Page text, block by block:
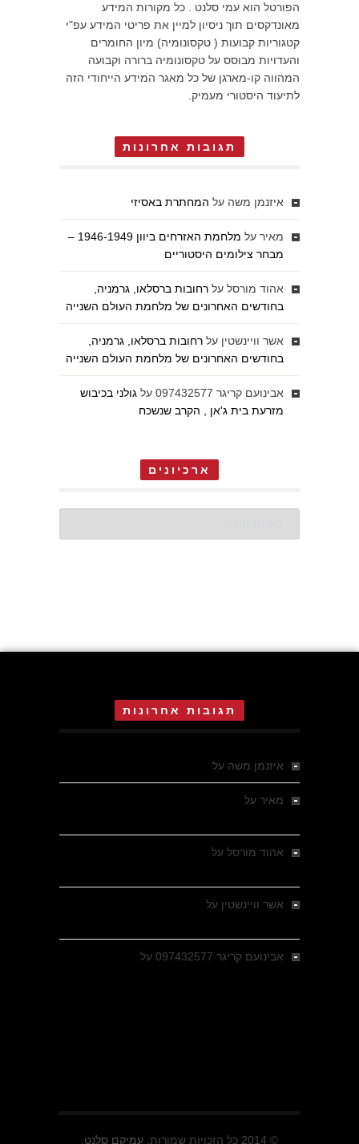
הפורטל הוא עמי סלנט . כל מקורות המידע
מאונדקסים תוך ניסיון למיין את פריטי המידע עפ"י
קטגוריות קבועות ( טקסונומיה) מיון החומרים
והעדויות מבוסס על טקסונומיה ברורה וקבועה
המהווה קו-מארגן של כל מאגר המידע הייחודי הזה
לתיעוד היסטורי מעמיק.
תגובות אחרונות
איזנמן משה על המחתרת באסיזי
מאיר על
מלחמת האזרחים ביוון 1946-1949 –
מבחר צילומים היסטוריים
אהוד מורסל על רחובות ברסלאו, גרמניה,
בחודשים האחרונים של מלחמת העולם השנייה
אשר וויינשטין על רחובות ברסלאו, גרמניה,
בחודשים האחרונים של מלחמת העולם השנייה
אבינועם קריגר 097432577 על גולני בכיבוש
מזרעת בית ג'אן , הקרב שנשכח
ארכיונים
תגובות אחרונות
איזנמן משה על
מאיר על
אהוד מורסל על
אשר וויינשטין על
אבינועם קריגר 097432577 על
© 2014 כל הזכויות שמורות. עמיקם סלנט.